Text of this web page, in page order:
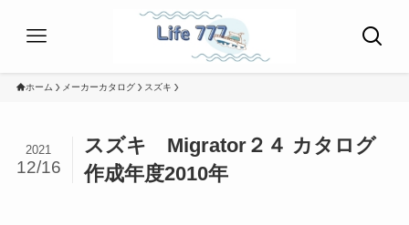
ホーム メーカーカタログ スズキ
スズキ Migrator２４ カタログ
作成年度2010年
2021
12/16